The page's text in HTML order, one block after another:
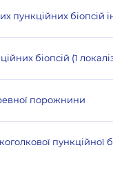
пункційних біопсій
біопсій (1
порожнини
пункційної